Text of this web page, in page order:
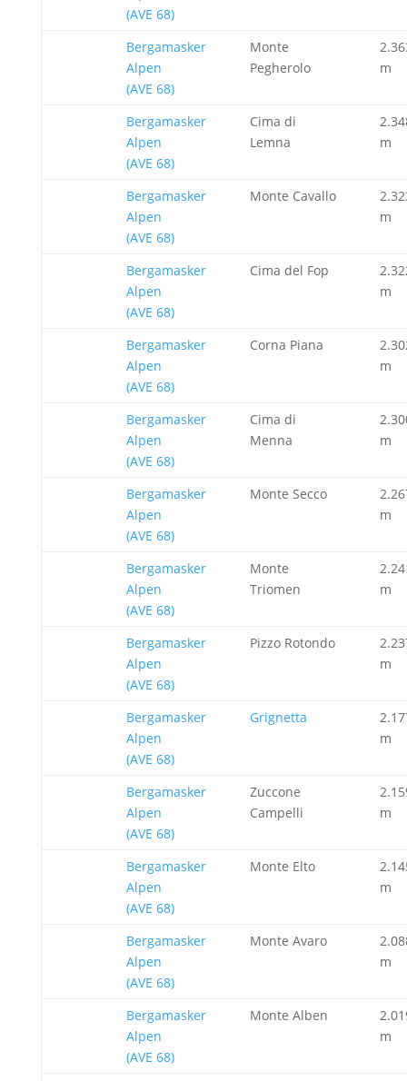
(AVE 68)
Bergamasker
Alpen
(AVE 68)
Monte
Pegherolo
m
Bergamasker
Alpen
(AVE 68)
Cima di
Lemna
m
Bergamasker
Alpen
(AVE 68)
Monte Cavallo
m
Bergamasker
Alpen
(AVE 68)
Cima del Fop
m
Bergamasker
Alpen
(AVE 68)
Corna Piana
m
Bergamasker
Alpen
(AVE 68)
Cima di
Menna
m
Bergamasker
Alpen
(AVE 68)
Monte Secco
m
Bergamasker
Alpen
(AVE 68)
Monte
Triomen
m
Bergamasker
Alpen
(AVE 68)
Pizzo Rotondo
m
Bergamasker
Alpen
(AVE 68)
Grignetta
m
Bergamasker
Alpen
(AVE 68)
Zuccone
Campelli
m
Bergamasker
Alpen
(AVE 68)
Monte Elto
m
Bergamasker
Alpen
(AVE 68)
Monte Avaro
m
Bergamasker
Alpen
(AVE 68)
Monte Alben
m